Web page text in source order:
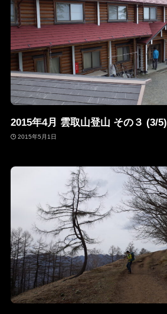
2015年4月 雲取山登山 その３ (3/5)
2015年5月1日